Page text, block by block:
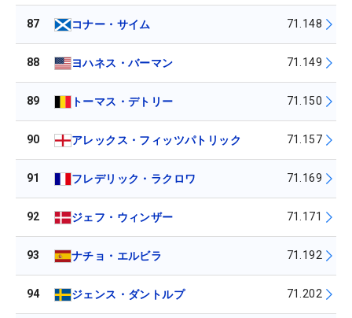
87 コナー・サイム 71.148
88 ヨハネス・バーマン 71.149
89 トーマス・デトリー 71.150
90 アレックス・フィッツパトリック 71.157
91 フレデリック・ラクロワ 71.169
92 ジェフ・ウィンザー 71.171
93 ナチョ・エルビラ 71.192
94 ジェンス・ダントルプ 71.202